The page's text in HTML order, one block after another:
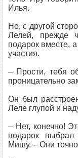
Илья.
Но, с другой
Лелей, прежде
подарок вместе, а
участия.
– Прости, тебя
проницательно
Он был
Леле глупой и
– Нет, конечно!
подарок
Мишу. – Они точно